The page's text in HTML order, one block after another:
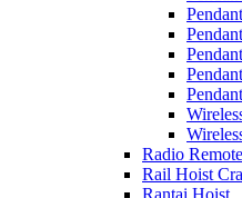
Radio
Rail Hoist
Rantai Hoist